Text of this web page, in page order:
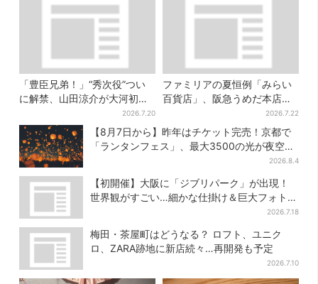
「豊臣兄弟！」“秀次役”つい
に解禁、山田涼介が大河初出
演「まさかの」「楽しみすぎ
る」
2026.7.20
ファミリアの夏恒例「みらい
百貨店」、阪急うめだ本店で
開幕…限定グッズを大人買い
する人続出
2026.7.22
【8月7日から】昨年はチケット完売！京都で
「ランタンフェス」、最大3500の光が夜空
2026.8.4
【初開催】大阪に「ジブリパーク」が出現！
世界観がすごい…細かな仕掛け＆巨大フォトス
2026.7.18
梅田・茶屋町はどうなる？ ロフト、ユニク
ロ、ZARA跡地に新店続々…再開発も予定
2026.7.10